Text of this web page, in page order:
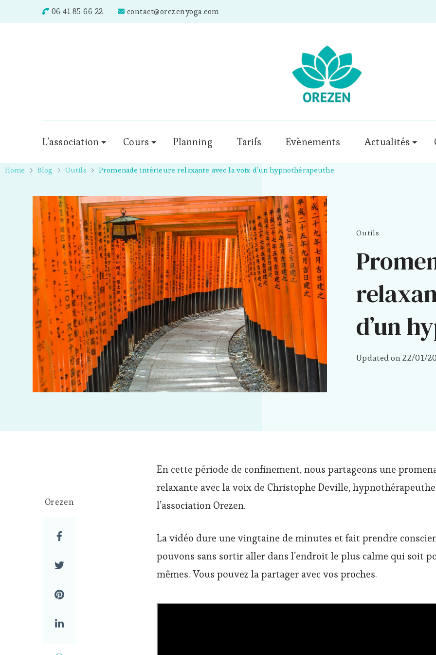
06 41 85 66 22 contact@orezenyoga.com
L’association Cours Planning Tarifs Evènements Actualités
Home Blog Outils Promenade intérieure relaxante avec la voix d’un hypnothérapeuthe
Outils
d’un
Updated on22/01/
Orezen
En cette période de confinement, nous partageons une
relaxante avec la voix de Christophe Deville,
l’association Orezen.
La vidéo dure une vingtaine de minutes et fait prendre
pouvons sans sortir aller dans l’endroit le plus calme qui soit
mêmes. Vous pouvez la partager avec vos proches.